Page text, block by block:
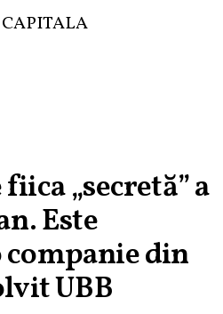
CAPITALA
„secretă” a
Este
companie din
UBB